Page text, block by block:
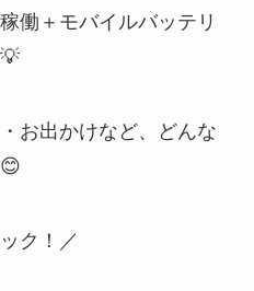
働＋モバイルバッテリ
お出かけなど、どんな
ク！／